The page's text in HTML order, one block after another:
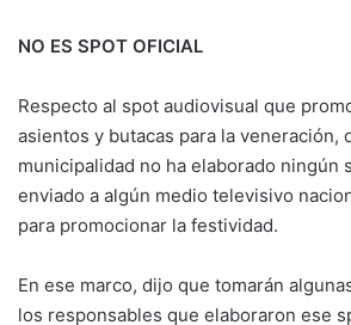
NO ES SPOT OFICIAL
Respecto al spot audiovisual que
asientos y butacas para la veneración,
municipalidad no ha elaborado ningún
enviado a algún medio televisivo
para promocionar la festividad.
En ese marco, dijo que tomarán
los responsables que elaboraron ese